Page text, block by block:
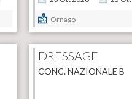
Ornago
DRESSAGE
CONC. NAZIONALE B